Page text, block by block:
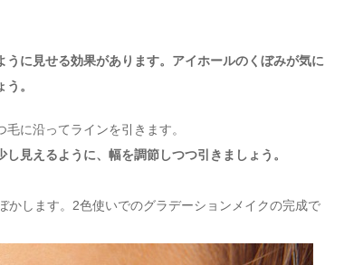
に見せる効果があります。アイホールのくぼみが気に
。
に沿ってラインを引きます。
見えるように、幅を調節しつつ引きましょう。
かします。2色使いでのグラデーションメイクの完成で